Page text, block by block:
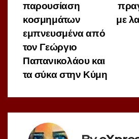
με
παρουσίαση
κοσμημάτων
εμπνευσμένα από
τον Γεώργιο
Παπανικολάου και
τα σύκα στην Κύμη